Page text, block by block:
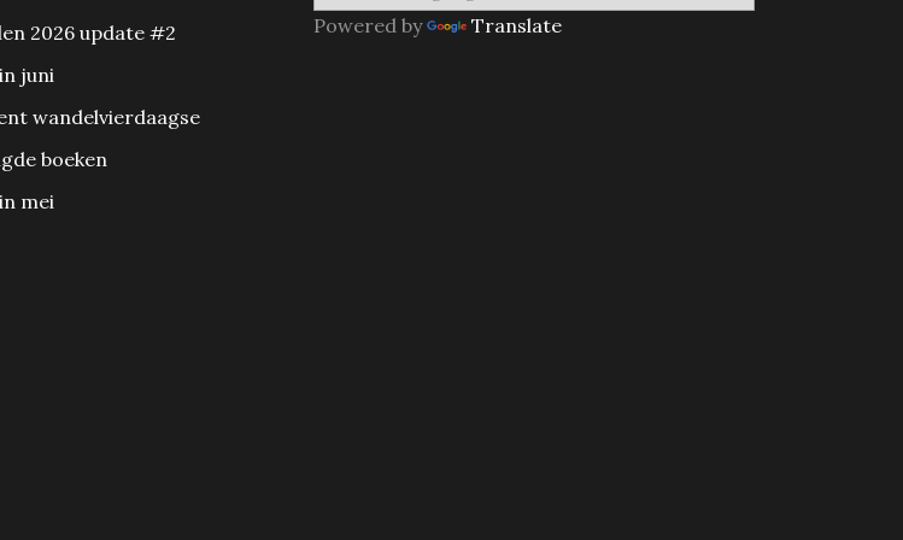
2026 update #2
juni
wandelvierdaagse
boeken
mei
Powered by Translate